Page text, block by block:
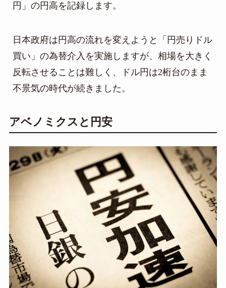
円」の円高を記録します。
日本政府は円高の流れを変えようと「円売りドル
買い」の為替介入を実施しますが、相場を大きく
反転させることは難しく、ドル円は2桁台のまま
不景気の時代が続きました。
アベノミクスと円安